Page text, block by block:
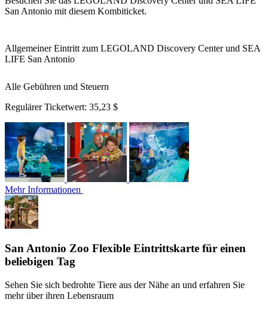
San Antonio mit diesem Kombiticket.
Allgemeiner Eintritt zum LEGOLAND Discovery Center und SEA
LIFE San Antonio
Alle Gebühren und Steuern
Regulärer Ticketwert: 35,23 $
Mehr Informationen
San Antonio Zoo Flexible Eintrittskarte für einen
beliebigen Tag
Sehen Sie sich bedrohte Tiere aus der Nähe an und erfahren Sie
mehr über ihren Lebensraum